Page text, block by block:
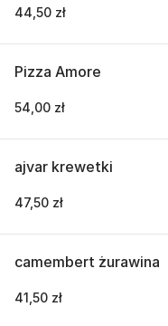
44,50 zł
Pizza Amore
54,00 zł
ajvar krewetki
47,50 zł
camembert żurawina
41,50 zł